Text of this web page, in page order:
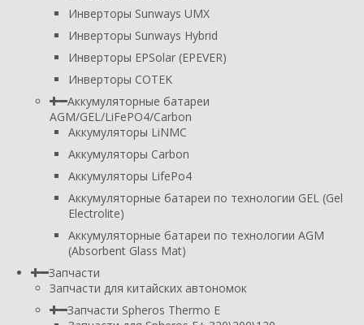
Инверторы Sunways UMX
Инверторы Sunways Hybrid
Инверторы EPSolar (EPEVER)
Инверторы COTEK
Аккумуляторные батареи
AGM/GEL/LiFePO4/Carbon
Аккумуляторы LiNMC
Аккумуляторы Carbon
Аккумуляторы LifePo4
Аккумуляторные батареи по технологии GEL (Gel
Electrolite)
Аккумуляторные батареи по технологии AGM
(Absorbent Glass Mat)
Запчасти
Запчасти для китайских автономок
Запчасти Spheros Thermo E